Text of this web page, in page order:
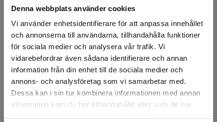
Denna webbplats använder cookies
Vi använder enhetsidentifierare för att anpassa innehållet
och annonserna till användarna, tillhandahålla funktioner
för sociala medier och analysera vår trafik. Vi
vidarebefordrar även sådana identifierare och annan
information från din enhet till de sociala medier och
annons- och analysföretag som vi samarbetar med.
Dessa kan i sin tur kombinera informationen med annan
information som du har tillhandahållit eller som de har
Snabba leveranser
Kvalitetsprodukter
Över 30 år i branschen!
Lagerstatus
Årsta 2 st
Rotebro 3 st